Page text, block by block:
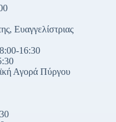
Ευαγγελίστριας
16:30
Αγορά Πύργου